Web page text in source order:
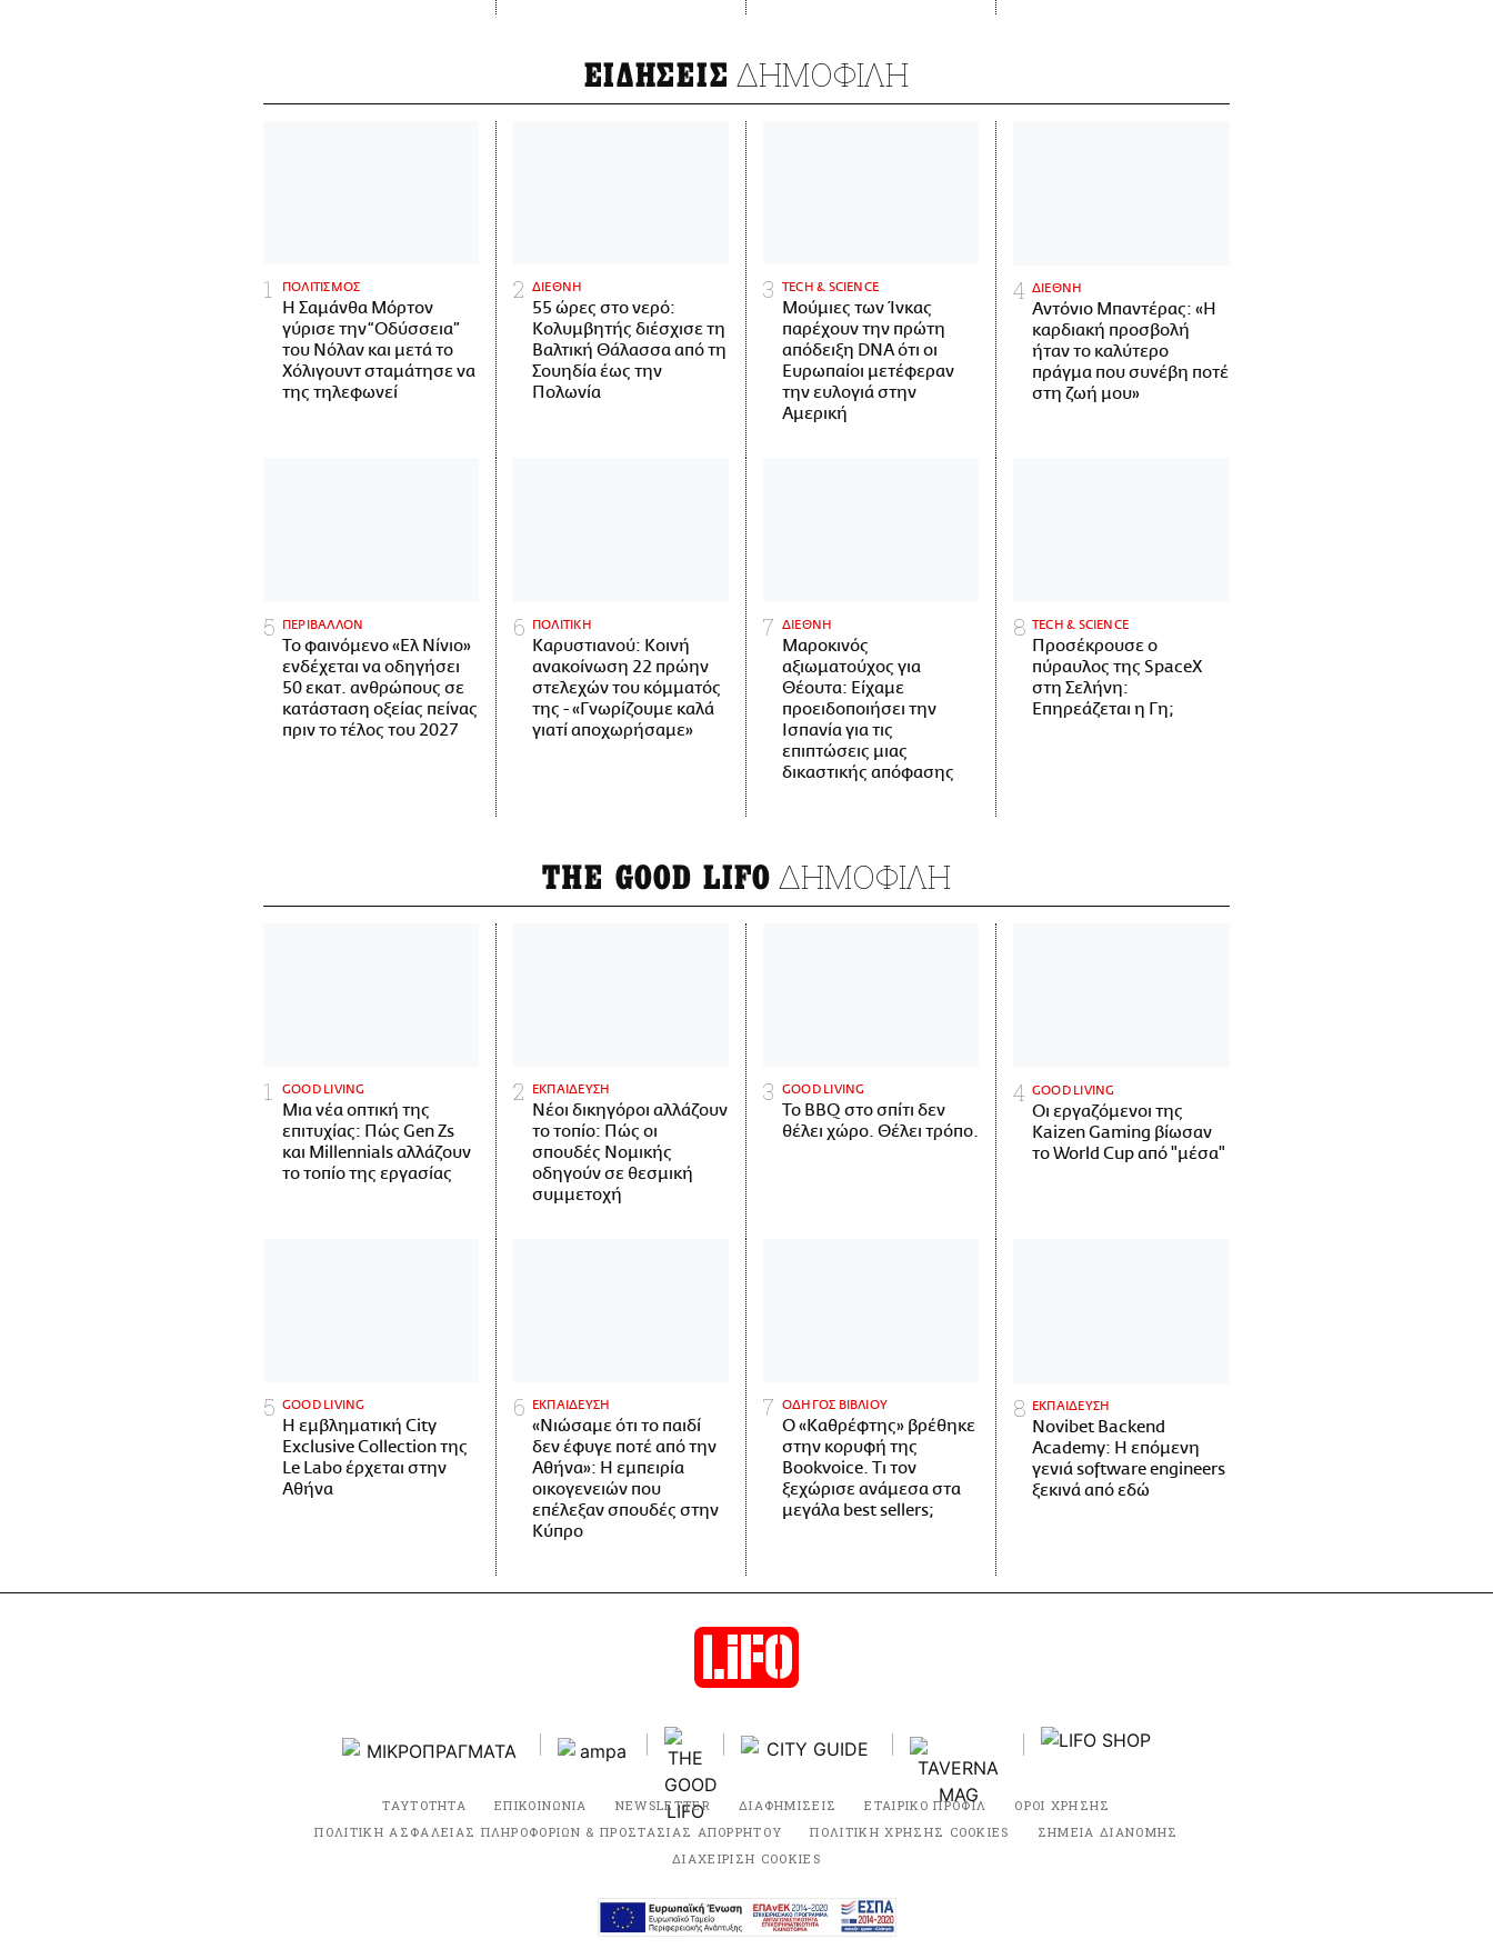
ΕΙΔΗΣΕΙΣ ΔΗΜΟΦΙΛΗ
ΠΟΛΙΤΙΣΜΟΣ
Η Σαμάνθα Μόρτον
γύρισε την “Οδύσσεια”
του Νόλαν και μετά το
Χόλιγουντ σταμάτησε να
της τηλεφωνεί
ΔΙΕΘΝΗ
55 ώρες στο νερό:
Κολυμβητής διέσχισε τη
Βαλτική Θάλασσα από τη
Σουηδία έως την
Πολωνία
ΤECH & SCIENCE
Μούμιες των Ίνκας
παρέχουν την πρώτη
απόδειξη DNA ότι οι
Ευρωπαίοι μετέφεραν
την ευλογιά στην
Αμερική
ΔΙΕΘΝΗ
Αντόνιο Μπαντέρας: «Η
καρδιακή προσβολή
ήταν το καλύτερο
πράγμα που συνέβη ποτέ
στη ζωή μου»
ΠΕΡΙΒΑΛΛΟΝ
Το φαινόμενο «Ελ Νίνιο»
ενδέχεται να οδηγήσει
50 εκατ. ανθρώπους σε
κατάσταση οξείας πείνας
πριν το τέλος του 2027
ΠΟΛΙΤΙΚΗ
Καρυστιανού: Κοινή
ανακοίνωση 22 πρώην
στελεχών του κόμματός
της - «Γνωρίζουμε καλά
γιατί αποχωρήσαμε»
ΔΙΕΘΝΗ
Μαροκινός
αξιωματούχος για
Θέουτα: Είχαμε
προειδοποιήσει την
Ισπανία για τις
επιπτώσεις μιας
δικαστικής απόφασης
ΤECH & SCIENCE
Προσέκρουσε ο
πύραυλος της SpaceX
στη Σελήνη:
Επηρεάζεται η Γη;
THE GOOD LIFO ΔΗΜΟΦΙΛΗ
GOOD LIVING
Μια νέα οπτική της
επιτυχίας: Πώς Gen Zs
και Millennials αλλάζουν
το τοπίο της εργασίας
ΕΚΠΑΙΔΕΥΣΗ
Νέοι δικηγόροι αλλάζουν
το τοπίο: Πώς οι
σπουδές Νομικής
οδηγούν σε θεσμική
συμμετοχή
GOOD LIVING
Το BBQ στο σπίτι δεν
θέλει χώρο. Θέλει τρόπο.
GOOD LIVING
Οι εργαζόμενοι της
Kaizen Gaming βίωσαν
το World Cup από "μέσα"
GOOD LIVING
Η εμβληματική City
Exclusive Collection της
Le Labo έρχεται στην
Αθήνα
ΕΚΠΑΙΔΕΥΣΗ
«Νιώσαμε ότι το παιδί
δεν έφυγε ποτέ από την
Αθήνα»: Η εμπειρία
οικογενειών που
επέλεξαν σπουδές στην
Κύπρο
ΟΔΗΓΟΣ ΒΙΒΛΙΟΥ
Ο «Καθρέφτης» βρέθηκε
στην κορυφή της
Bookvoice. Τι τον
ξεχώρισε ανάμεσα στα
μεγάλα best sellers;
ΕΚΠΑΙΔΕΥΣΗ
Novibet Backend
Academy: Η επόμενη
γενιά software engineers
ξεκινά από εδώ
ΤΑΥΤΟΤΗΤΑ ΕΠΙΚΟΙΝΩΝΙΑ NEWSLETTER ΔΙΑΦΗΜΙΣΕΙΣ ΕΤΑΙΡΙΚΟ ΠΡΟΦΙΛ
ΟΡΟΙ ΧΡΗΣΗΣ
ΠΟΛΙΤΙΚΗ ΑΣΦΑΛΕΙΑΣ ΠΛΗΡΟΦΟΡΙΩΝ & ΠΡΟΣΤΑΣΙΑΣ ΑΠΟΡΡΗΤΟΥ
ΠΟΛΙΤΙΚΗ ΧΡΗΣΗΣ COOKIES
ΣΗΜΕΙΑ ΔΙΑΝΟΜΗΣ
ΔΙΑΧΕΙΡΙΣΗ COOKIES